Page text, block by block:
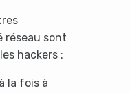
réseau sont
hackers :
la fois à